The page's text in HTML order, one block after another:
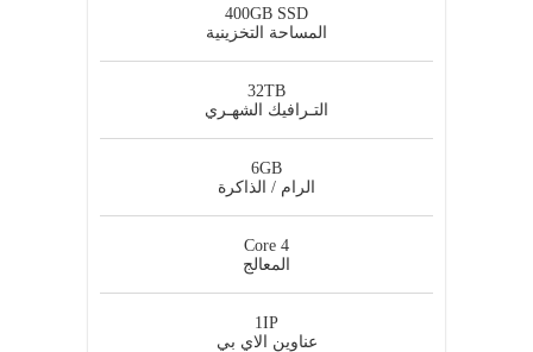
400GB SSD
المساحة التخزينية
32TB
التـرافيك الشهـري
6GB
الرام / الذاكرة
4 Core
المعالج
1IP
عناوين الاي بي